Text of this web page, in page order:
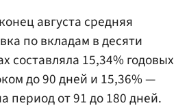
августа средняя
по вкладам в десяти
составляла 15,34% годовых
до 90 дней и 15,36% —
период от 91 до 180 дней.